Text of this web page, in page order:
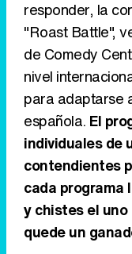
responder, la
"Roast Battle",
de Comedy
nivel
para adaptarse
española. El
individuales de
contendientes
cada programa
y chistes el
quede un